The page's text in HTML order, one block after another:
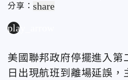
分享：share
play_arrow
美國聯邦政府停擺進入第
日出現航班到離場延誤，